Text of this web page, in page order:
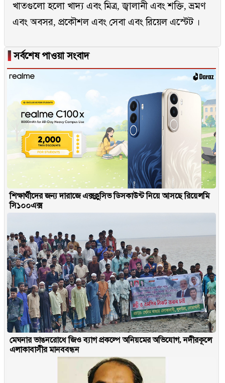
খাতগুলো হলো খাদ্য এবং মিত্র, জ্বালানী এবং শক্তি, ভ্রমণ
এবং অবসর, প্রকৌশল এবং সেবা এবং রিয়েল এস্টেট ।
▐সর্বশেষ পাওয়া সংবাদ
শিক্ষার্থীদের জন্য দারাজে এক্সক্লুসিভ ডিসকাউন্ট নিয়ে আসছে রিয়েলমি
সি১০০এক্স
মেঘনার ভাঙনরোধে জিও ব্যাগ প্রকল্পে অনিয়মের অভিযোগ, নদীরকূলে
এলাকাবাসীর মানববন্ধন